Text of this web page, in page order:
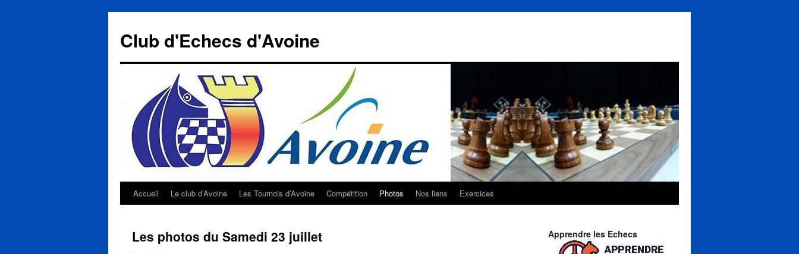
contenu
Club d'Echecs d'Avoine
Accueil Le club d’Avoine Les Tournois d’Avoine Compétition Photos Nos liens Exercices
Les photos du Samedi 23 juillet Apprendre les Echecs